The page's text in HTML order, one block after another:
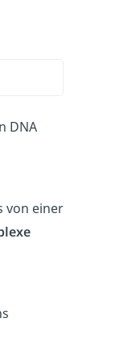
DNA
von einer